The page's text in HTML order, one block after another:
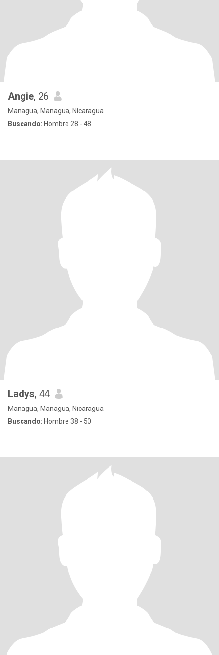
Angie, 26
Managua, Managua, Nicaragua
Buscando: Hombre 28 - 48
Ladys, 44
Managua, Managua, Nicaragua
Buscando: Hombre 38 - 50